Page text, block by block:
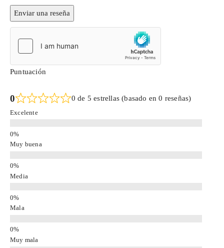
Enviar una reseña
Puntuación
0 0 de 5 estrellas (basado en 0 reseñas)
Excelente
Muy buena
Media
Mala
Muy mala